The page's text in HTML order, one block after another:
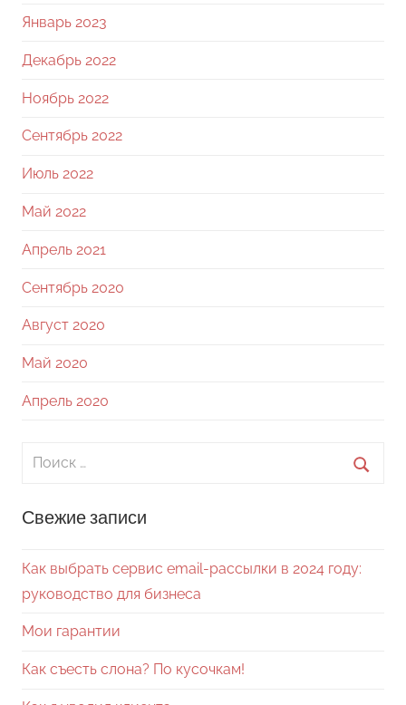
Январь 2023
Декабрь 2022
Ноябрь 2022
Сентябрь 2022
Июль 2022
Май 2022
Апрель 2021
Сентябрь 2020
Август 2020
Май 2020
Апрель 2020
Поиск
Свежие записи
Как выбрать сервис email-рассылки в 2024 году:
руководство для бизнеса
Мои гарантии
Как съесть слона? По кусочкам!